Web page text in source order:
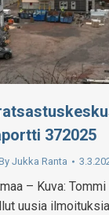
372025
Jukka Ranta
– Kuva:
uusia